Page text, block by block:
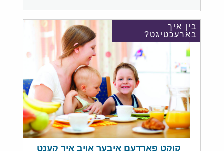
בין איך
בארעכטיגט?
קוקט פארדעם איבער אויב איר קענט